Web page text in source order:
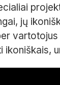
jų
ikoniškais,